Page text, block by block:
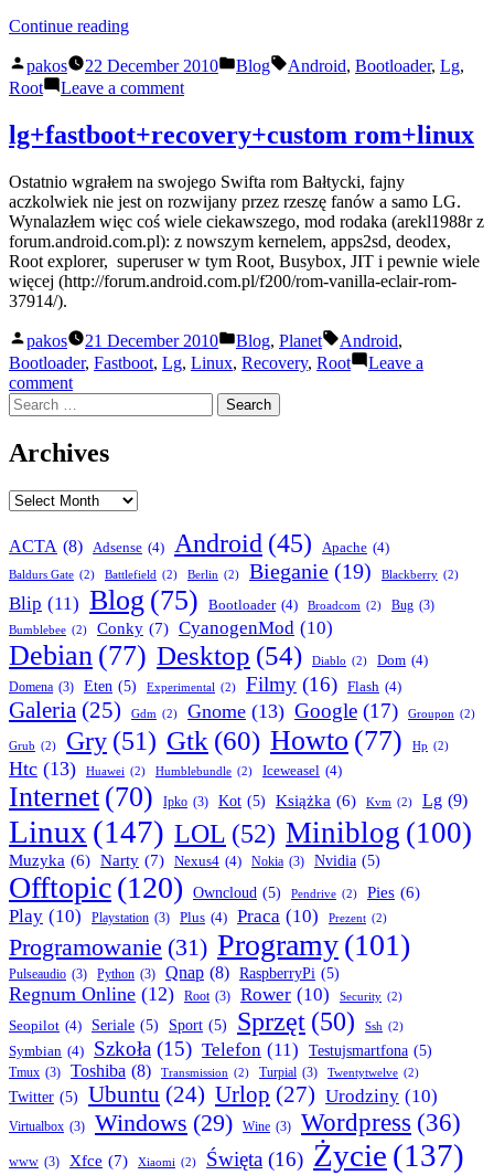
Continue reading“LG
–
odblokowanie
Posted
by
pakos 22 December 2010
Posted
Blog Tags:
Android, Bootloader, Lg,
Root
Leave a commenton
–
bootimage
lg+fastboot+recovery+custom rom+linux
Ostatnio wgrałem na swojego Swifta rom Bałtycki, fajny
aczkolwiek nie jest on rozwijany przez rzeszę fanów a samo LG.
Wynalazłem więc coś wiele ciekawszego, mod rodaka (arekl1988r z
forum.android.com.pl): z nowszym kernelem, apps2sd, deodex,
Root explorer, superuser w tym Root, Busybox, JIT i pewnie wiele
więcej (http://forum.android.com.pl/f200/rom-vanilla-eclair-rom-
37914/).
Posted
by
pakos 21 December 2010
Posted
in
Blog, Planet Tags:
Android,
Bootloader, Fastboot, Lg, Linux, Recovery, Root
Leave a
commenton
lg+fastboot+recovery+custom
rom+linux
Search
for:
Archives
Archives
ACTA (8) Adsense (4) Android (45) Apache (4)
Baldurs Gate (2) Battlefield (2) Berlin (2) Bieganie (19) Blackberry (2)
Blip (11) Blog (75) Bootloader (4) Broadcom (2) Bug (3)
Bumblebee (2) Conky (7) CyanogenMod (10)
Debian (77) Desktop (54) Diablo (2) Dom (4)
Domena (3) Eten (5) Experimental (2) Filmy (16) Flash (4)
Galeria (25) Gdm (2) Gnome (13) Google (17) Groupon (2)
Grub (2) Gry (51) Gtk (60) Howto (77) Hp (2)
Htc (13) Huawei (2) Humblebundle (2) Iceweasel (4)
Internet (70) Ipko (3) Kot (5) Książka (6) Kvm (2) Lg (9)
Linux (147) LOL (52) Miniblog (100)
Muzyka (6) Narty (7) Nexus4 (4) Nokia (3) Nvidia (5)
Offtopic(120) Owncloud (5) Pendrive (2) Pies (6)
Play (10) Playstation (3) Plus (4) Praca (10) Prezent (2)
Programowanie (31) Programy(101)
Pulseaudio (3) Python (3) Qnap (8) RaspberryPi (5)
Regnum Online (12) Root (3) Rower (10) Security (2)
Seopilot (4) Seriale (5) Sport (5) Sprzęt (50) Ssh (2)
Symbian (4) Szkoła (15) Telefon (11) Testujsmartfona (5)
Tmux (3) Toshiba (8) Transmission (2) Turpial (3) Twentytwelve (2)
Twitter (5) Ubuntu (24) Urlop (27) Urodziny (10)
Virtualbox (3) Windows (29) Wine (3) Wordpress (36)
www (3) Xfce (7) Xiaomi (2) Święta (16) Życie (137)